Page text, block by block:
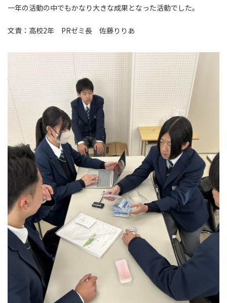
一年の活動の中でもかなり大きな成果となった活動でした。
文責：高校2年 PRゼミ長 佐藤りりあ